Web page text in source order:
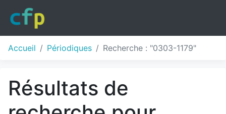
Accueil Périodiques Recherche : "0303-1179"
Résultats de